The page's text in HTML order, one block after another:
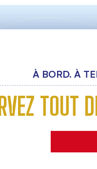
À BORD. À
TOUT